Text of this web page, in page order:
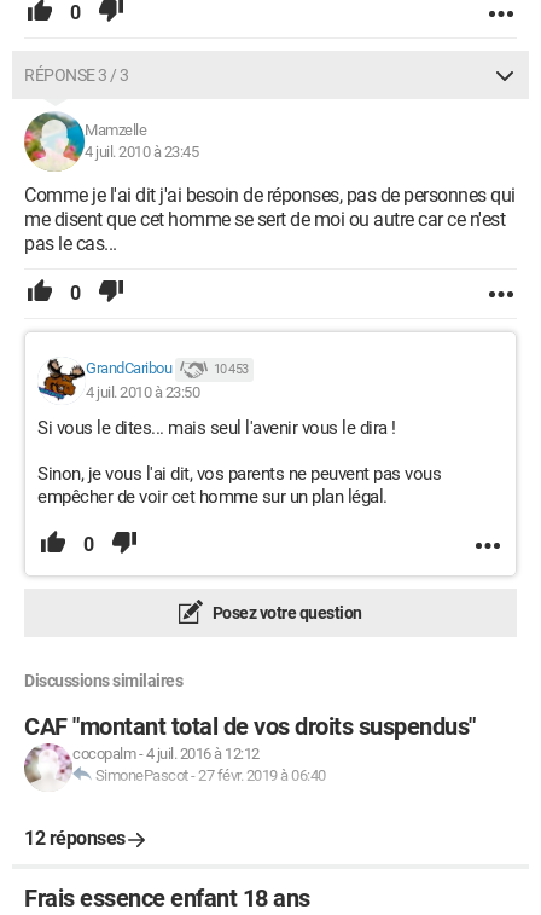
0
RÉPONSE 3 / 3
Mamzelle
4 juil. 2010 à 23:45
Comme je l'ai dit j'ai besoin de réponses, pas de personnes qui
me disent que cet homme se sert de moi ou autre car ce n'est
pas le cas...
0
GrandCaribou 10 453
4 juil. 2010 à 23:50
Si vous le dites... mais seul l'avenir vous le dira !
Sinon, je vous l'ai dit, vos parents ne peuvent pas vous
empêcher de voir cet homme sur un plan légal.
0
Posez votre question
Discussions similaires
CAF "montant total de vos droits suspendus"
cocopalm-4 juil. 2016 à 12:12
SimonePascot-27 févr. 2019 à 06:40
12 réponses
Frais essence enfant 18 ans